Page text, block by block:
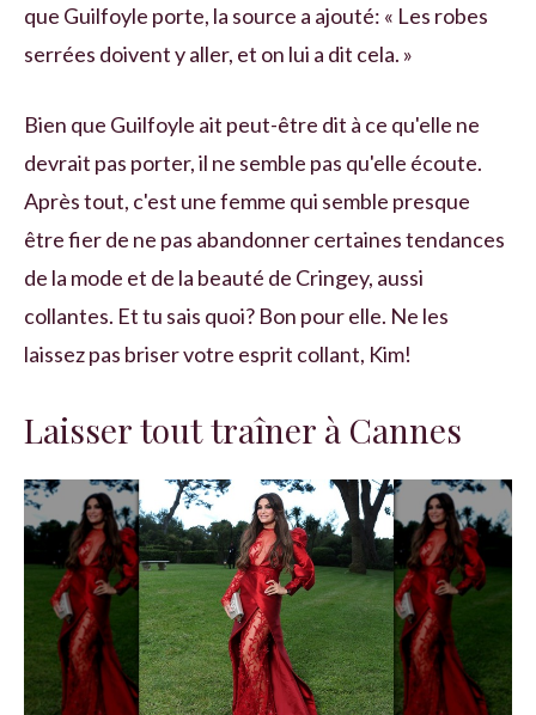
que Guilfoyle porte, la source a ajouté: « Les robes
serrées doivent y aller, et on lui a dit cela. »
Bien que Guilfoyle ait peut-être dit à ce qu'elle ne
devrait pas porter, il ne semble pas qu'elle écoute.
Après tout, c'est une femme qui semble presque
être fier de ne pas abandonner certaines tendances
de la mode et de la beauté de Cringey, aussi
collantes. Et tu sais quoi? Bon pour elle. Ne les
laissez pas briser votre esprit collant, Kim!
Laisser tout traîner à Cannes